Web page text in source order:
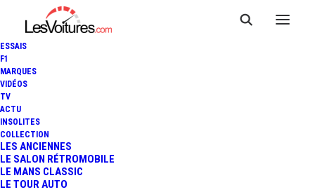
ESSAIS
F1
MARQUES
VIDÉOS
TV
ACTU
INSOLITES
COLLECTION
LES ANCIENNES
LE SALON RÉTROMOBILE
LE MANS CLASSIC
LE TOUR AUTO